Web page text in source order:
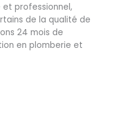
professionnel,
de la qualité de
24 mois de
en plomberie et